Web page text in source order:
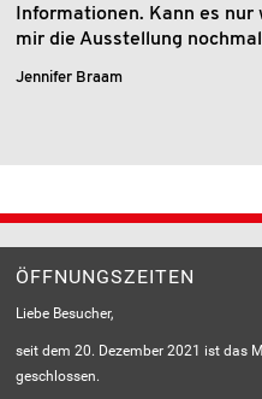
Informationen. Kann es
mir die Ausstellung
Jennifer Braam
ÖFFNUNGSZEITEN
Liebe Besucher,
seit dem 20. Dezember 2021 ist das
geschlossen.